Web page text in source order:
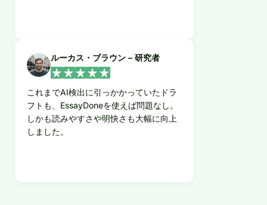
ルーカス・ブラウン – 研究者
これまでAI検出に引っかかっていたドラ
フトも、EssayDoneを使えば問題なし。
しかも読みやすさや明快さも大幅に向上
しました。